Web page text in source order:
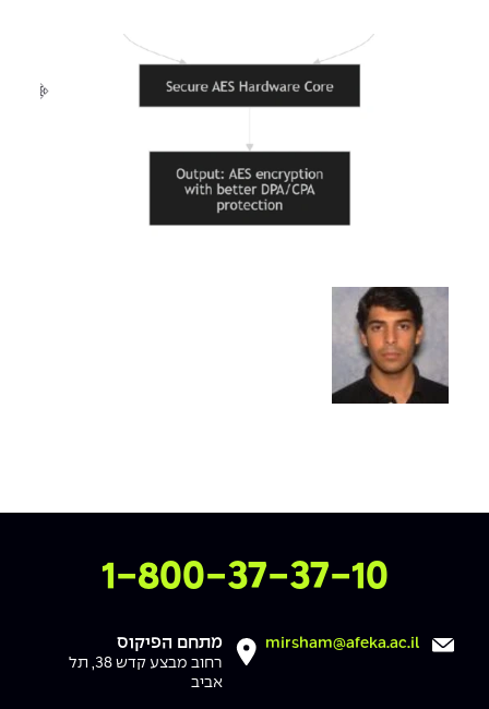
צרו איתנו קשר
1-800-37-37-10
mirsham@afeka.ac.il מתחם הפיקוס
רחוב מבצע קדש 38, תל
אביב